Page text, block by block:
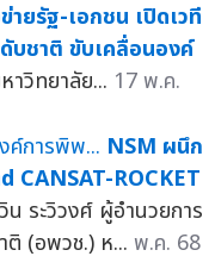
ายรัฐ-เอกชน เปิดเวที
ดับชาติ ขับเคลื่อนองค์
วิทยาลัย... 17 พ.ค.
NSM ผนึก
CANSAT-ROCKET
ระวิวงศ์ ผู้อำนวยการ
(อพวช.) ห... พ.ค. 68